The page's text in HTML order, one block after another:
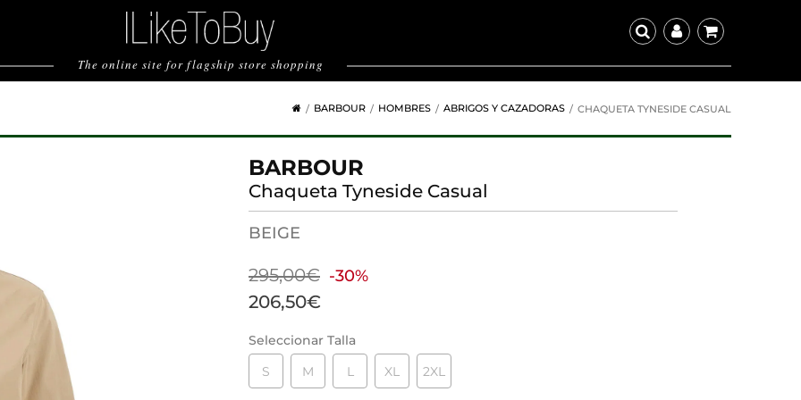
The online site for flagship store shopping
BARBOUR HOMBRES ABRIGOS Y CAZADORAS CHAQUETA TYNESIDE CASUAL
BARBOUR
Chaqueta Tyneside Casual
BEIGE
295,00€ -30%
206,50€
Seleccionar Talla
S
M L XL 2XL